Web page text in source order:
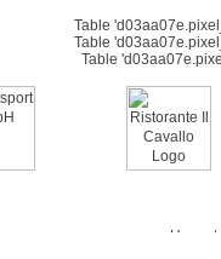
Table
Table
Table